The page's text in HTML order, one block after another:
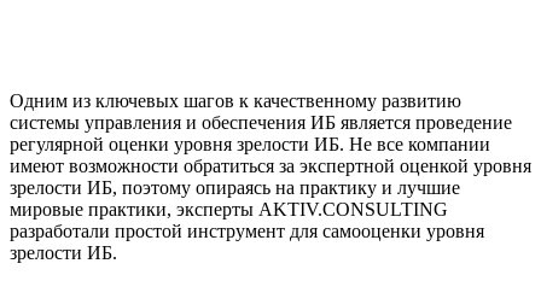
Одним из ключевых шагов к качественному развитию
системы управления и обеспечения ИБ является проведение
регулярной оценки уровня зрелости ИБ. Не все компании
имеют возможности обратиться за экспертной оценкой уровня
зрелости ИБ, поэтому опираясь на практику и лучшие
мировые практики, эксперты AKTIV.CONSULTING
разработали простой инструмент для самооценки уровня
зрелости ИБ.